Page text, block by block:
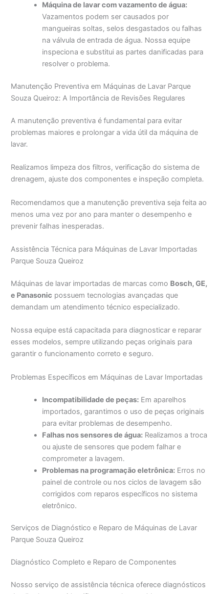
Máquina de lavar com vazamento de água:
Vazamentos podem ser causados por
mangueiras soltas, selos desgastados ou falhas
na válvula de entrada de água. Nossa equipe
inspeciona e substitui as partes danificadas para
resolver o problema.
Manutenção Preventiva em Máquinas de Lavar Parque
Souza Queiroz: A Importância de Revisões Regulares
A manutenção preventiva é fundamental para evitar
problemas maiores e prolongar a vida útil da máquina de
lavar.
Realizamos limpeza dos filtros, verificação do sistema de
drenagem, ajuste dos componentes e inspeção completa.
Recomendamos que a manutenção preventiva seja feita ao
menos uma vez por ano para manter o desempenho e
prevenir falhas inesperadas.
Assistência Técnica para Máquinas de Lavar Importadas
Parque Souza Queiroz
Máquinas de lavar importadas de marcas como Bosch, GE,
e Panasonic possuem tecnologias avançadas que
demandam um atendimento técnico especializado.
Nossa equipe está capacitada para diagnosticar e reparar
esses modelos, sempre utilizando peças originais para
garantir o funcionamento correto e seguro.
Problemas Específicos em Máquinas de Lavar Importadas
Incompatibilidade de peças: Em aparelhos
importados, garantimos o uso de peças originais
para evitar problemas de desempenho.
Falhas nos sensores de água: Realizamos a troca
ou ajuste de sensores que podem falhar e
comprometer a lavagem.
Problemas na programação eletrônica: Erros no
painel de controle ou nos ciclos de lavagem são
corrigidos com reparos específicos no sistema
eletrônico.
Serviços de Diagnóstico e Reparo de Máquinas de Lavar
Parque Souza Queiroz
Diagnóstico Completo e Reparo de Componentes
Nosso serviço de assistência técnica oferece diagnósticos